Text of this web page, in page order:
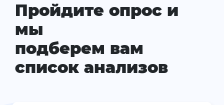
Пройдите опрос и
мы
подберем вам
список анализов